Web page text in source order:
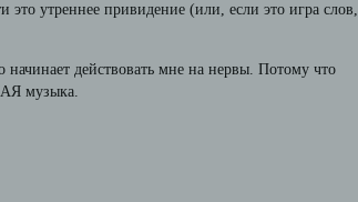
утреннее привидение (или, если это игра слов,
действовать мне на нервы. Потому что
музыка.